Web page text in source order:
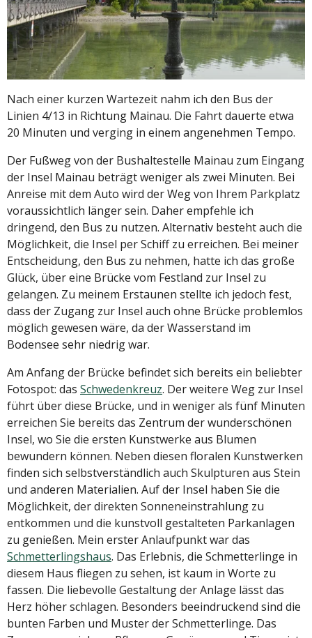
Nach einer kurzen Wartezeit nahm ich den Bus der
Linien 4/13 in Richtung Mainau. Die Fahrt dauerte etwa
20 Minuten und verging in einem angenehmen Tempo.
Der Fußweg von der Bushaltestelle Mainau zum Eingang
der Insel Mainau beträgt weniger als zwei Minuten. Bei
Anreise mit dem Auto wird der Weg von Ihrem Parkplatz
voraussichtlich länger sein. Daher empfehle ich
dringend, den Bus zu nutzen. Alternativ besteht auch die
Möglichkeit, die Insel per Schiff zu erreichen. Bei meiner
Entscheidung, den Bus zu nehmen, hatte ich das große
Glück, über eine Brücke vom Festland zur Insel zu
gelangen. Zu meinem Erstaunen stellte ich jedoch fest,
dass der Zugang zur Insel auch ohne Brücke problemlos
möglich gewesen wäre, da der Wasserstand im
Bodensee sehr niedrig war.
Am Anfang der Brücke befindet sich bereits ein beliebter
Fotospot: das Schwedenkreuz. Der weitere Weg zur Insel
führt über diese Brücke, und in weniger als fünf Minuten
erreichen Sie bereits das Zentrum der wunderschönen
Insel, wo Sie die ersten Kunstwerke aus Blumen
bewundern können. Neben diesen floralen Kunstwerken
finden sich selbstverständlich auch Skulpturen aus Stein
und anderen Materialien. Auf der Insel haben Sie die
Möglichkeit, der direkten Sonneneinstrahlung zu
entkommen und die kunstvoll gestalteten Parkanlagen
zu genießen. Mein erster Anlaufpunkt war das
Schmetterlingshaus. Das Erlebnis, die Schmetterlinge in
diesem Haus fliegen zu sehen, ist kaum in Worte zu
fassen. Die liebevolle Gestaltung der Anlage lässt das
Herz höher schlagen. Besonders beeindruckend sind die
bunten Farben und Muster der Schmetterlinge. Das